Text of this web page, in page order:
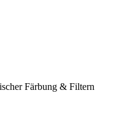
Färbung & Filtern